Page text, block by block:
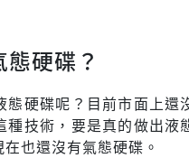
硬碟？
態硬碟呢？目前市面上還
技術，要是真的做出液
也還沒有氣態硬碟。